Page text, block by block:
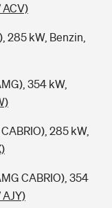
285 kW, Benzin,
354 kW,
285 kW,
CABRIO), 354